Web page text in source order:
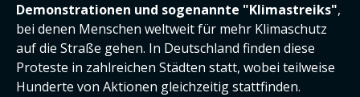
Demonstrationen und sogenannte "Klimastreiks",
bei denen Menschen weltweit für mehr Klimaschutz
auf die Straße gehen. In Deutschland finden diese
Proteste in zahlreichen Städten statt, wobei teilweise
Hunderte von Aktionen gleichzeitig stattfinden.